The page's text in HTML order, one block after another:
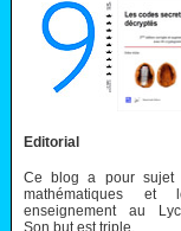
Editorial
Ce blog a pour sujet
mathématiques et
enseignement au
Son but est triple.